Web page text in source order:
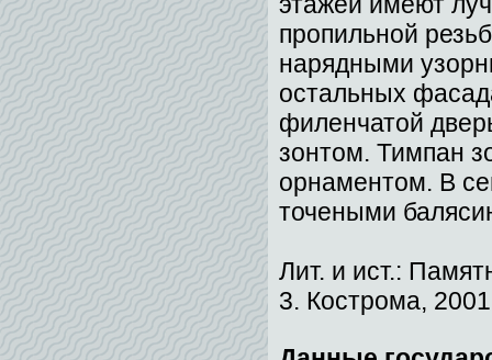
пропильной
нарядными
остальных
филенчатой
зонтом. Тимпан
орнаментом. В
точеными
Лит. и ист.:
3. Кострома,